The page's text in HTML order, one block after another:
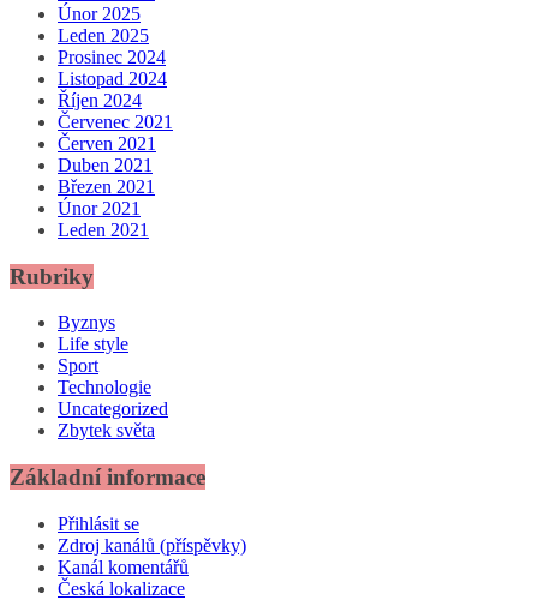
Únor 2025
Leden 2025
Prosinec 2024
Listopad 2024
Říjen 2024
Červenec 2021
Červen 2021
Duben 2021
Březen 2021
Únor 2021
Leden 2021
Rubriky
Byznys
Life style
Sport
Technologie
Uncategorized
Zbytek světa
Základní informace
Přihlásit se
Zdroj kanálů (příspěvky)
Kanál komentářů
Česká lokalizace